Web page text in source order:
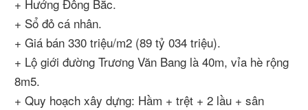
+ Hướng Đông Bắc.
+ Sổ đỏ cá nhân.
+ Giá bán 330 triệu/m2 (89 tỷ 034 triệu).
+ Lộ giới đường Trương Văn Bang là 40m, vỉa hè rộng
8m5.
+ Quy hoạch xây dựng: Hầm + trệt + 2 lầu + sân